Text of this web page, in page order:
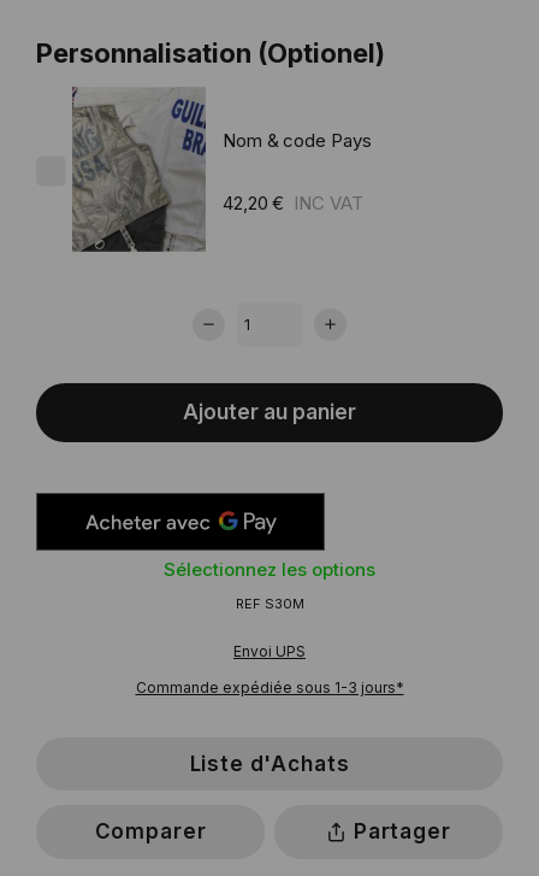
Personnalisation (Optionel)
Nom & code Pays
42,20 €
Ajouter au panier
Sélectionnez les options
REF S30M
Envoi UPS
Commande expédiée sous 1-3 jours*
Liste d'Achats
Comparer Partager